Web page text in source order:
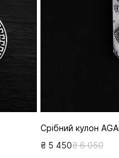
Срібний кулон
₴ 5 450₴ 6 050